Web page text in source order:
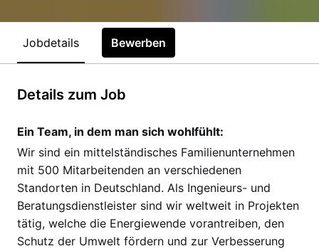
Jobdetails Bewerben
Details zum Job
Ein Team, in dem man sich wohlfühlt:
Wir sind ein mittelständisches Familienunternehmen
mit 500 Mitarbeitenden an verschiedenen
Standorten in Deutschland. Als Ingenieurs- und
Beratungsdienstleister sind wir weltweit in Projekten
tätig, welche die Energiewende vorantreiben, den
Schutz der Umwelt fördern und zur Verbesserung